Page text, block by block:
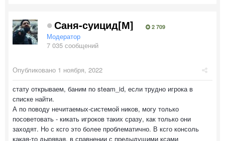
Саня-суицид[М] 2 709
Модератор
7 035 сообщений
Опубликовано 1 ноября, 2022
стату открываем, баним по steam_id, если трудно игрока в
списке найти.
А по поводу нечитаемых-системой ников, могу только
посоветовать - кикать игроков таких сразу, как только они
заходят. Но с ксго это более проблематично. В ксго консоль
какая-то дырявая, в сравнении с предыдущими ксами